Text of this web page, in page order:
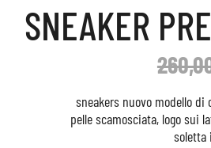
SNEAKER
sneakers nuovo modello
pelle scamosciata, logo sui
soletta